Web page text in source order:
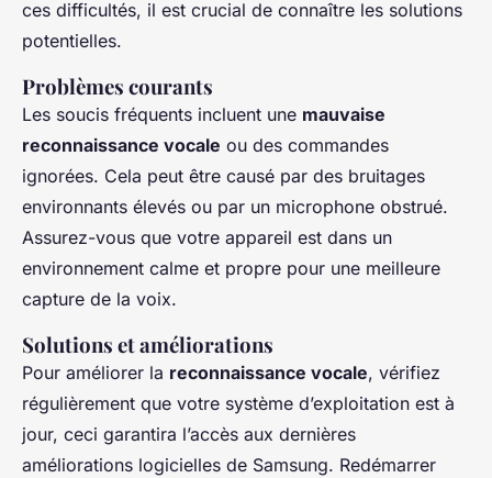
ces difficultés, il est crucial de connaître les solutions
potentielles.
Problèmes courants
Les soucis fréquents incluent une mauvaise
reconnaissance vocale ou des commandes
ignorées. Cela peut être causé par des bruitages
environnants élevés ou par un microphone obstrué.
Assurez-vous que votre appareil est dans un
environnement calme et propre pour une meilleure
capture de la voix.
Solutions et améliorations
Pour améliorer la reconnaissance vocale, vérifiez
régulièrement que votre système d’exploitation est à
jour, ceci garantira l’accès aux dernières
améliorations logicielles de Samsung. Redémarrer